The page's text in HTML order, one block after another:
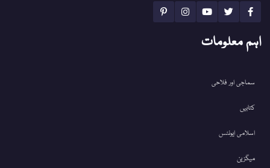
اہم معلومات
سماجی اور فلاحی
کتابیں
اسلامی ایونٹس
میگزین